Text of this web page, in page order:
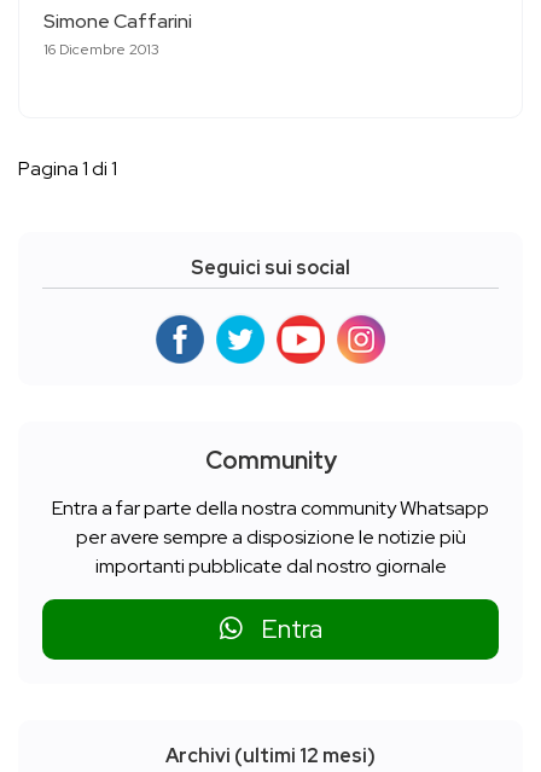
Simone Caffarini
16 Dicembre 2013
Pagina 1 di 1
Seguici sui social
Community
Entra a far parte della nostra community Whatsapp
per avere sempre a disposizione le notizie più
importanti pubblicate dal nostro giornale
Entra
Archivi (ultimi 12 mesi)